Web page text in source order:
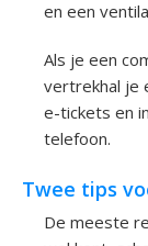
en een
Als je een
vertrekhal je
e-tickets en
telefoon.
Twee tips
De meeste